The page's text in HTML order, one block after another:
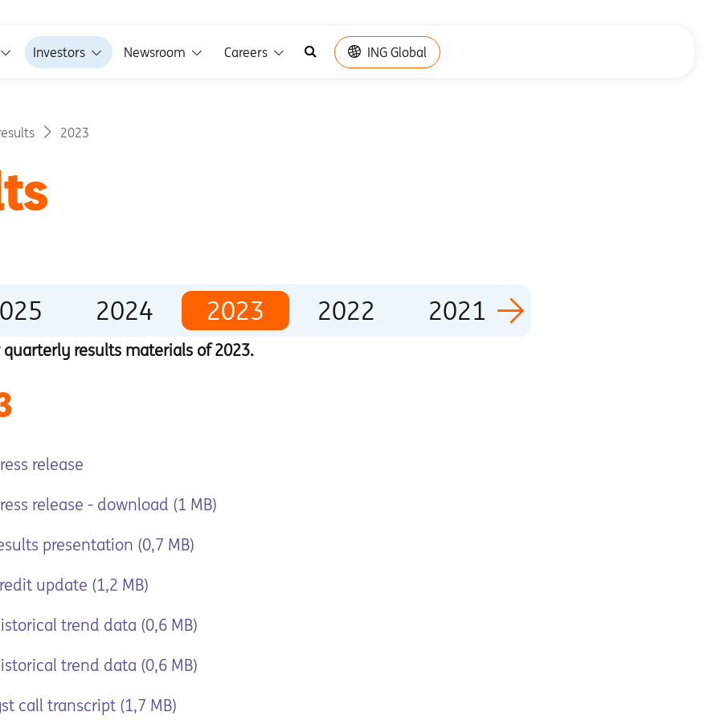
Investors Newsroom Careers ING Global
2023
2024 2023 2022 2021
results materials of 2023.
release
release - download (1 MB)
presentation (0,7 MB)
update (1,2 MB)
trend data (0,6 MB)
trend data (0,6 MB)
call transcript (1,7 MB)